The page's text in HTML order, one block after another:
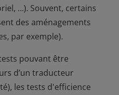
…). Souvent, certains
des aménagements
par exemple).
pouvant être
d’un traducteur
les tests d'efficience